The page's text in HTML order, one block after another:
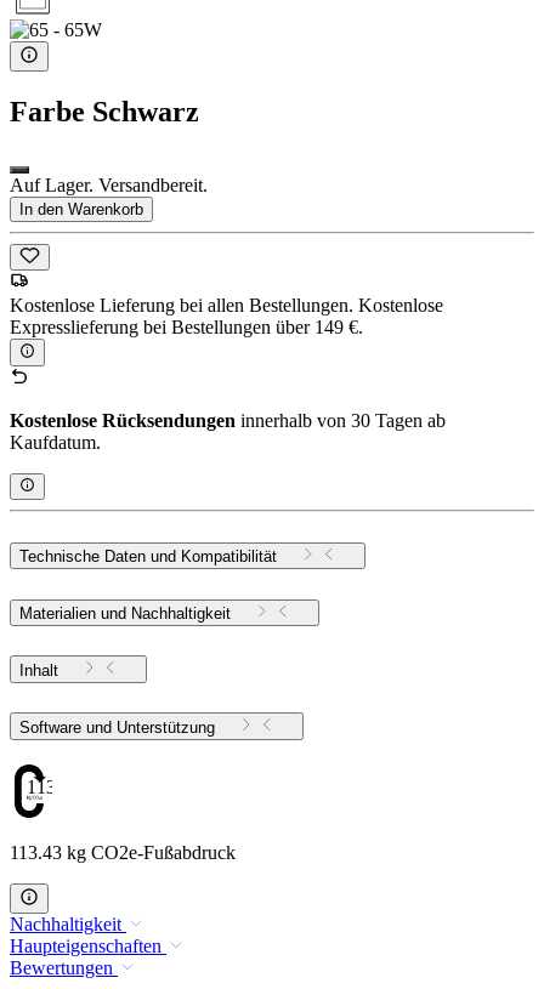
Farbe Schwarz
Auf Lager. Versandbereit.
In den Warenkorb
Kostenlose Lieferung bei allen Bestellungen. Kostenlose
Expresslieferung bei Bestellungen über 149 €.
Kostenlose Rücksendungen innerhalb von 30 Tagen ab
Kaufdatum.
Technische Daten und Kompatibilität
Materialien und Nachhaltigkeit
Inhalt
Software und Unterstützung
113.43
113.43 kg CO2e-Fußabdruck
Nachhaltigkeit
Haupteigenschaften
Bewertungen